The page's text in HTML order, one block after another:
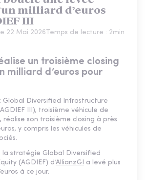
milliard d’euros
III
22 Mai 2026 Temps de lecture : 2min
un troisième closing
milliard d’euros pour
Global Diversified Infrastructure
III), troisième véhicule de
son troisième closing à près
y compris les véhicules de
la stratégie Global Diversified
(AGDIEF) d’AllianzGI a levé plus
à ce jour.